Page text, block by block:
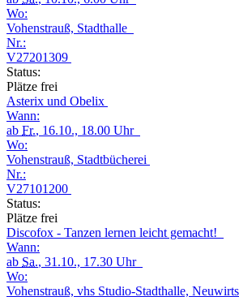
Wo:
Vohenstrauß, Stadthalle
Nr.:
V27201309
Status:
Plätze frei
Asterix und Obelix
Wann:
ab Fr., 16.10., 18.00 Uhr
Wo:
Vohenstrauß, Stadtbücherei
Nr.:
V27101200
Status:
Plätze frei
Discofox - Tanzen lernen leicht gemacht!
Wann:
ab Sa., 31.10., 17.30 Uhr
Wo:
Vohenstrauß, vhs Studio-Stadthalle,